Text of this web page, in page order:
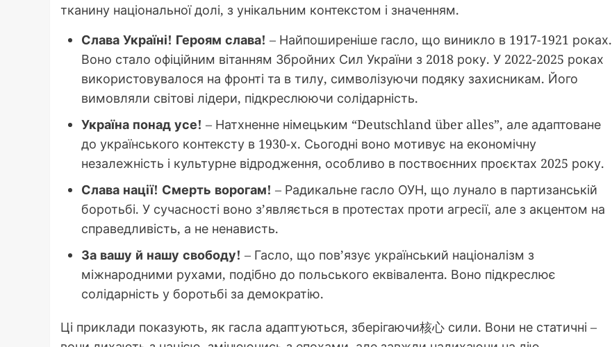
тканину національної долі, з унікальним контекстом і значенням.
Слава Україні! Героям слава! – Найпоширеніше гасло, що виникло в 1917-1921 роках.
Воно стало офіційним вітанням Збройних Сил України з 2018 року. У 2022-2025 роках
використовувалося на фронті та в тилу, символізуючи подяку захисникам. Його
вимовляли світові лідери, підкреслюючи солідарність.
Україна понад усе! – Натхненне німецьким “Deutschland über alles”, але адаптоване
до українського контексту в 1930-х. Сьогодні воно мотивує на економічну
незалежність і культурне відродження, особливо в поствоєнних проєктах 2025 року.
Слава нації! Смерть ворогам! – Радикальне гасло ОУН, що лунало в партизанській
боротьбі. У сучасності воно з’являється в протестах проти агресії, але з акцентом на
справедливість, а не ненависть.
За вашу й нашу свободу! – Гасло, що пов’язує український націоналізм з
міжнародними рухами, подібно до польського еквівалента. Воно підкреслює
солідарність у боротьбі за демократію.
Ці приклади показують, як гасла адаптуються, зберігаючи核心 сили. Вони не статичні –